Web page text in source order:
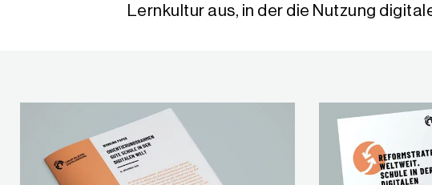
Lernkultur aus, in der die Nutzung